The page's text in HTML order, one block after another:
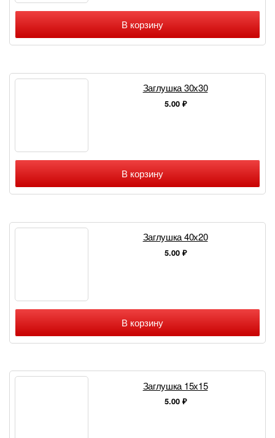
В корзину
Заглушка 30х30
5.00 ₽
В корзину
Заглушка 40х20
5.00 ₽
В корзину
Заглушка 15х15
5.00 ₽